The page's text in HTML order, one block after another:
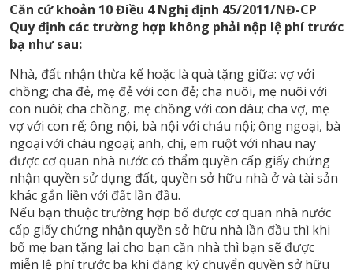
Căn cứ khoản 10 Điều 4 Nghị định 45/2011/NĐ-CP
Quy định các trường hợp không phải nộp lệ phí trước
bạ như sau:
Nhà, đất nhận thừa kế hoặc là quà tặng giữa: vợ với
chồng; cha đẻ, mẹ đẻ với con đẻ; cha nuôi, mẹ nuôi với
con nuôi; cha chồng, mẹ chồng với con dâu; cha vợ, mẹ
vợ với con rể; ông nội, bà nội với cháu nội; ông ngoại, bà
ngoại với cháu ngoại; anh, chị, em ruột với nhau nay
được cơ quan nhà nước có thẩm quyền cấp giấy chứng
nhận quyền sử dụng đất, quyền sở hữu nhà ở và tài sản
khác gắn liền với đất lần đầu.
Nếu bạn thuộc trường hợp bố được cơ quan nhà nước
cấp giấy chứng nhận quyền sở hữu nhà lần đầu thì khi
bố mẹ bạn tặng lại cho bạn căn nhà thì bạn sẽ được
miễn lệ phí trước bạ khi đăng ký chuyển quyền sở hữu